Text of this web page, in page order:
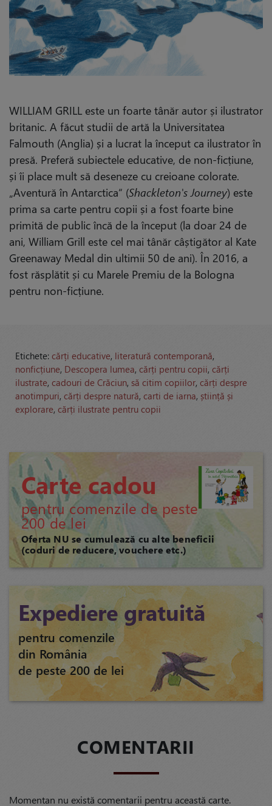
WILLIAM GRILL este un foarte tânăr autor și ilustrator
britanic. A făcut studii de artă la Universitatea
Falmouth (Anglia) și a lucrat la început ca ilustrator în
presă. Preferă subiectele educative, de non-ficțiune,
și îi place mult să deseneze cu creioane colorate.
„Aventură în Antarctica“ (Shackleton's Journey) este
prima sa carte pentru copii și a fost foarte bine
primită de public încă de la început (la doar 24 de
ani, William Grill este cel mai tânăr câștigător al Kate
Greenaway Medal din ultimii 50 de ani). În 2016, a
fost răsplătit și cu Marele Premiu de la Bologna
pentru non-ficțiune.
Etichete: cărți educative, literatură contemporană,
nonficțiune, Descopera lumea, cărți pentru copii, cărți
ilustrate, cadouri de Crăciun, să citim copiilor, cărți despre
anotimpuri, cărți despre natură, carti de iarna, știință și
explorare, cărți ilustrate pentru copii
Carte cadou
pentru comenzile de peste
200 de lei
Oferta NU se cumulează cu alte beneficii
(coduri de reducere, vouchere etc.)
Expediere gratuită
pentru comenzile
din România
de peste 200 de lei
COMENTARII
Momentan nu există comentarii pentru această carte.